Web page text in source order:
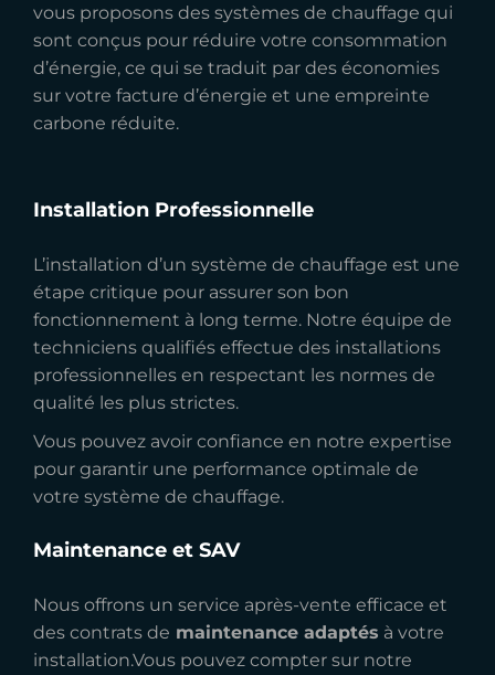
vous proposons des systèmes de chauffage qui
sont conçus pour réduire votre consommation
d’énergie, ce qui se traduit par des économies
sur votre facture d’énergie et une empreinte
carbone réduite.
Installation Professionnelle
L’installation d’un système de chauffage est une
étape critique pour assurer son bon
fonctionnement à long terme. Notre équipe de
techniciens qualifiés effectue des installations
professionnelles en respectant les normes de
qualité les plus strictes.
Vous pouvez avoir confiance en notre expertise
pour garantir une performance optimale de
votre système de chauffage.
Maintenance et SAV
Nous offrons un service après-vente efficace et
des contrats de maintenance adaptés à votre
installation.Vous pouvez compter sur notre